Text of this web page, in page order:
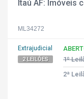
Itaú AF: Imóveis
ML34272
Extrajudicial
2 LEILÕES
1º
2ª